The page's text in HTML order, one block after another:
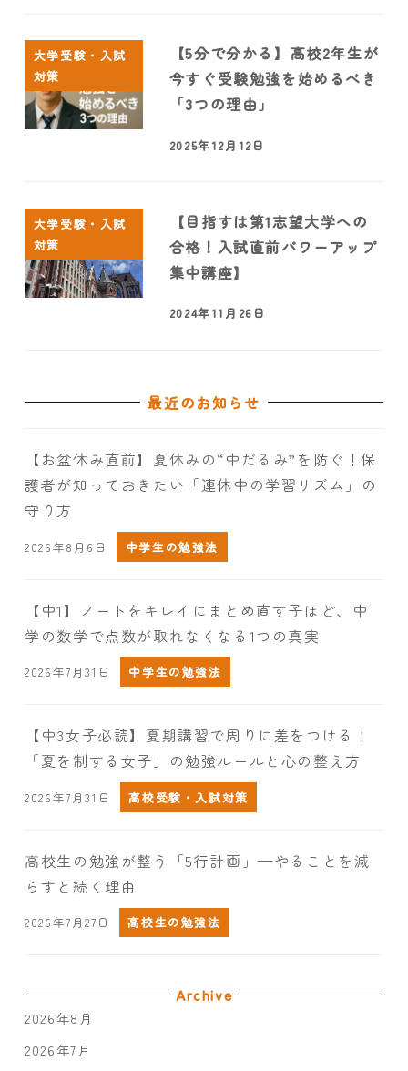
大学受験・入試
対策
【5分で分かる】高校2年生が
今すぐ受験勉強を始めるべき
「3つの理由」
2025年12月12日
大学受験・入試
対策
【目指すは第1志望大学への
合格！入試直前パワーアップ
集中講座】
2024年11月26日
最近のお知らせ
【お盆休み直前】夏休みの“中だるみ”を防ぐ！保
護者が知っておきたい「連休中の学習リズム」の
守り方
2026年8月6日 中学生の勉強法
【中1】ノートをキレイにまとめ直す子ほど、中
学の数学で点数が取れなくなる1つの真実
2026年7月31日 中学生の勉強法
【中3女子必読】夏期講習で周りに差をつける！
「夏を制する女子」の勉強ルールと心の整え方
2026年7月31日 高校受験・入試対策
高校生の勉強が整う「5行計画」—やることを減
らすと続く理由
2026年7月27日 高校生の勉強法
Archive
2026年8月
2026年7月